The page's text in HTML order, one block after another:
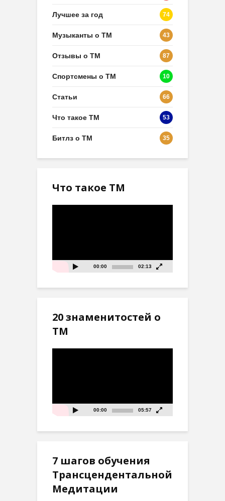
Лучшее за год 74
Музыканты о ТМ 43
Отзывы о ТМ 87
Спортсмены о ТМ 10
Статьи 66
Что такое ТМ 53
Битлз о ТМ 35
Что такое ТМ
00:00 02:13
20 знаменитостей о
ТМ
00:00 05:57
7 шагов обучения
Трансцендентальной
Медитации